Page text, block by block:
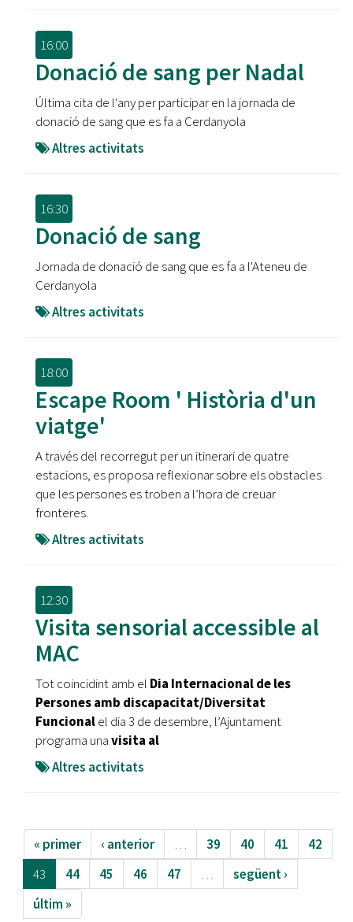
16:00
Donació de sang per Nadal
Última cita de l'any per participar en la jornada de
donació de sang que es fa a Cerdanyola
Altres activitats
16:30
Donació de sang
Jornada de donació de sang que es fa a l'Ateneu de
Cerdanyola
Altres activitats
18:00
Escape Room ' Història d'un
viatge'
A través del recorregut per un itinerari de quatre
estacions, es proposa reflexionar sobre els obstacles
que les persones es troben a l’hora de creuar
fronteres.
Altres activitats
12:30
Visita sensorial accessible al
MAC
Tot coincidint amb el Dia Internacional de les
Persones amb discapacitat/Diversitat
Funcionalel dia 3 de desembre, l’Ajuntament
programa unavisita al
Altres activitats
« primer ‹ anterior … 39 40 41
42
43
44 45 46 47 …
següent ›
últim »